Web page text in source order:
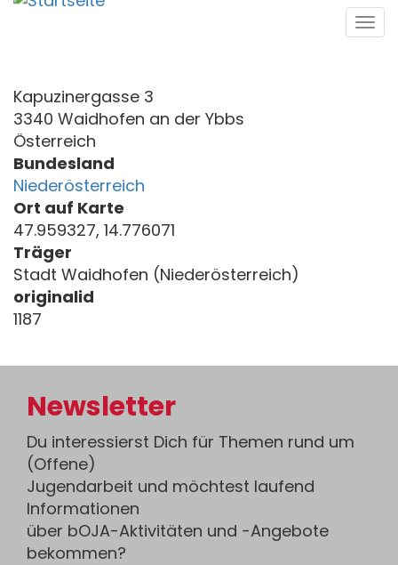
Direkt
Kapuzinergasse 3
3340 Waidhofen an der Ybbs
Österreich
Bundesland
Niederösterreich
Ort auf Karte
47.959327, 14.776071
Träger
Stadt Waidhofen (Niederösterreich)
originalid
1187
Newsletter
Du interessierst Dich für Themen rund um
(Offene)
Jugendarbeit und möchtest laufend
Informationen
über bOJA-Aktivitäten und -Angebote
bekommen?